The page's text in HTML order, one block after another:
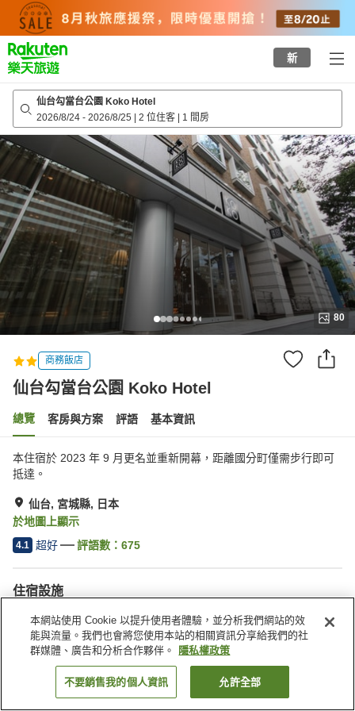
top
page
新
仙台勾當台公園 Koko Hotel
2026/8/24 - 2026/8/25 | 2 位住客 | 1 間房
80
商務飯店
仙台勾當台公園 Koko Hotel
總覽 客房與方案 評語 基本資訊
本住宿於 2023 年 9 月更名並重新開幕，距離國分町僅需步行即可
抵達。
仙台, 宮城縣, 日本
於地圖上顯示
4.1 超好 評語數： 675
住宿設施
無線網路
距離車站約步行 5 分鐘內
餐廳
休息室
找客房
本網站使用 Cookie 以提升使用者體驗，並分析我們網站的效
能與流量。我們也會將您使用本站的相關資訊分享給我們的社
群媒體、廣告和分析合作夥伴。
隱私權政策
不要銷售我的個人資訊 允許全部